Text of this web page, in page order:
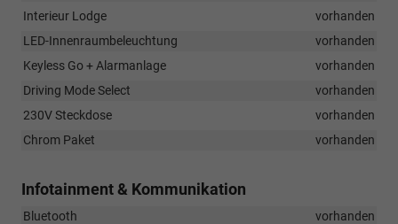
Interieur Lodge
vorhanden
LED-Innenraumbeleuchtung
vorhanden
Keyless Go + Alarmanlage
vorhanden
Driving Mode Select
vorhanden
230V Steckdose
vorhanden
Chrom Paket
vorhanden
Infotainment & Kommunikation
Bluetooth
vorhanden